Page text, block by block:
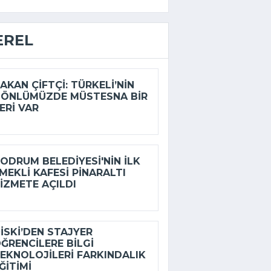
ÇIFTÇI: TÜRKELI’NIN
MÜSTESNA BIR
VAR
BELEDIYESI'NIN ILK
KAFESI PINARALTI
AÇILDI
STAJYER
BILGI
FARKINDALIK